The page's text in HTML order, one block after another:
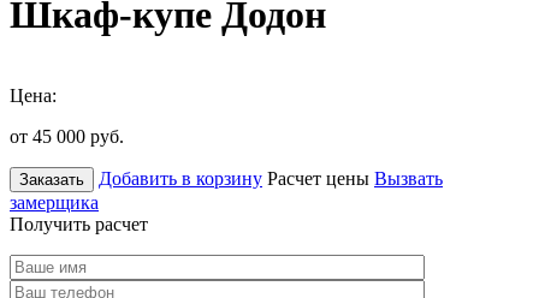
Шкаф-купе Додон
Цена:
от 45 000 руб.
Заказать Добавить в корзину Расчет цены Вызвать
замерщика
Получить расчет